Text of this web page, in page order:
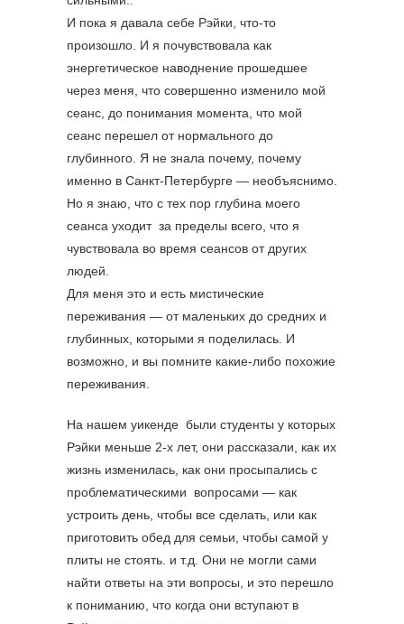
И пока я давала себе Рэйки, что-то
произошло. И я почувствовала как
энергетическое наводнение прошедшее
через меня, что совершенно изменило мой
сеанс, до понимания момента, что мой
сеанс перешел от нормального до
глубинного. Я не знала почему, почему
именно в Санкт-Петербурге — необъяснимо.
Но я знаю, что с тех пор глубина моего
сеанса уходит за пределы всего, что я
чувствовала во время сеансов от других
людей.
Для меня это и есть мистические
переживания — от маленьких до средних и
глубинных, которыми я поделилась. И
возможно, и вы помните какие-либо похожие
переживания.
На нашем уикенде были студенты у которых
Рэйки меньше 2-х лет, они рассказали, как их
жизнь изменилась, как они просыпались с
проблематическими вопросами — как
устроить день, чтобы все сделать, или как
приготовить обед для семьи, чтобы самой у
плиты не стоять. и т.д. Они не могли сами
найти ответы на эти вопросы, и это перешло
к пониманию, что когда они вступают в